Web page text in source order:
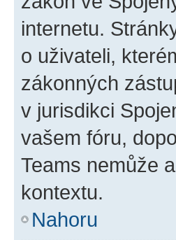
internetu.
o uživateli,
zákonných
v jurisdikci
vašem fóru,
Teams nemůže
kontextu.
Nahoru